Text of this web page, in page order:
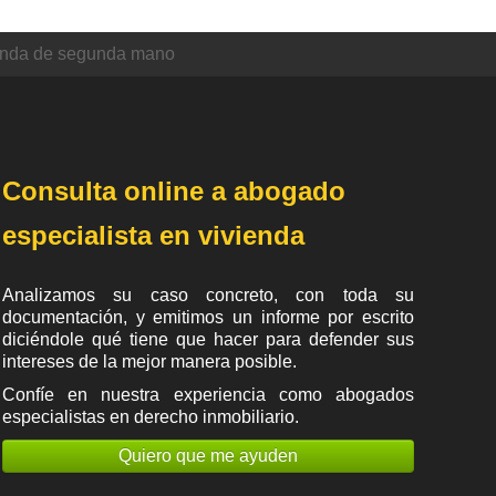
de segunda mano
Consulta online a abogado
especialista en vivienda
Analizamos su caso concreto, con toda su
documentación, y emitimos un informe por escrito
diciéndole qué tiene que hacer para defender sus
intereses de la mejor manera posible.
Confíe en nuestra experiencia como abogados
especialistas en derecho inmobiliario.
Quiero que me ayuden